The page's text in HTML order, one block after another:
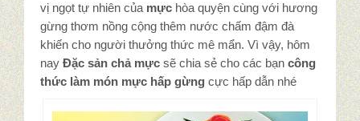
Mua chả mực tại Hà Nội
Tin tức
vị ngọt tự nhiên của mực hòa quyện cùng với hương
gừng thơm nồng cộng thêm nước chấm đậm đà
khiến cho người thưởng thức mê mẩn. Vì vậy, hôm
nay Đặc sản chả mực sẽ chia sẻ cho các bạn công
thức làm món mực hấp gừng cực hấp dẫn nhé